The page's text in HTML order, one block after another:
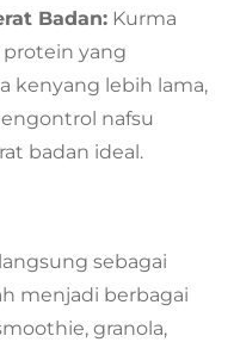
Badan: Kurma
yang
kenyang lebih lama,
nafsu
badan ideal.
sebagai
menjadi berbagai
granola,